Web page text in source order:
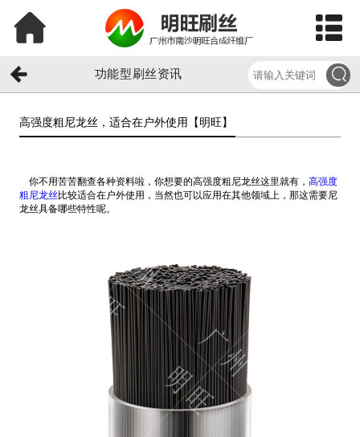
功能型刷丝资讯
高强度粗尼龙丝，适合在户外使用【明旺】​
你不用苦苦翻查各种资料啦，你想要的高强度粗尼龙丝这里就有， 高强度
粗尼龙丝 比较适合在户外使用，当然也可以应用在其他领域上，那这需要尼
龙丝具备哪些特性呢。